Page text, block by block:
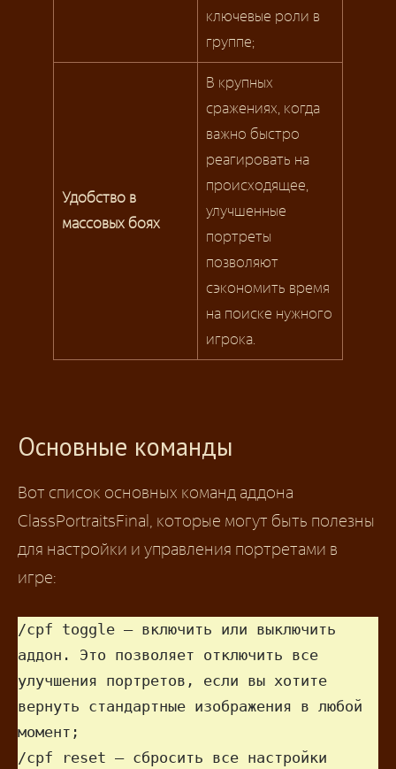
ключевые роли в
группе;
Удобство в
массовых боях
В крупных
сражениях, когда
важно быстро
реагировать на
происходящее,
улучшенные
портреты
позволяют
сэкономить время
на поиске нужного
игрока.
Основные команды
Вот список основных команд аддона
ClassPortraitsFinal, которые могут быть полезны
для настройки и управления портретами в
игре:
/cpf toggle — включить или выключить
аддон. Это позволяет отключить все
улучшения портретов, если вы хотите
вернуть стандартные изображения в любой
момент;
/cpf reset — сбросить все настройки